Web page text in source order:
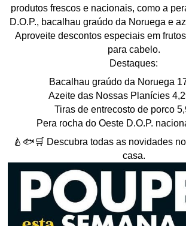
produtos frescos e nacionais, como a
D.O.P., bacalhau graúdo da Noruega e
Aproveite descontos especiais em
para cabelo.
Destaques:
Bacalhau graúdo da Noruega
Azeite das Nossas Planícies
Tiras de entrecosto de porco
Pera rocha do Oeste D.O.P.
🍐🐟🛒 Descubra todas as novidades
casa.